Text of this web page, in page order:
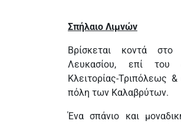
Σπήλαιο Λιμνών
Βρίσκεται κοντά
Λευκασίου, επί του
Κλειτορίας-Τριπόλεως
πόλη των Καλαβρύτων.
Ένα σπάνιο και